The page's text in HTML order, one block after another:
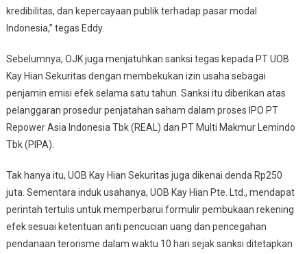
kredibilitas, dan kepercayaan publik terhadap pasar modal
Indonesia,” tegas Eddy.
Sebelumnya, OJK juga menjatuhkan sanksi tegas kepada PT UOB
Kay Hian Sekuritas dengan membekukan izin usaha sebagai
penjamin emisi efek selama satu tahun. Sanksi itu diberikan atas
pelanggaran prosedur penjatahan saham dalam proses IPO PT
Repower Asia Indonesia Tbk (REAL) dan PT Multi Makmur Lemindo
Tbk (PIPA).
Tak hanya itu, UOB Kay Hian Sekuritas juga dikenai denda Rp250
juta. Sementara induk usahanya, UOB Kay Hian Pte. Ltd., mendapat
perintah tertulis untuk memperbarui formulir pembukaan rekening
efek sesuai ketentuan anti pencucian uang dan pencegahan
pendanaan terorisme dalam waktu 10 hari sejak sanksi ditetapkan